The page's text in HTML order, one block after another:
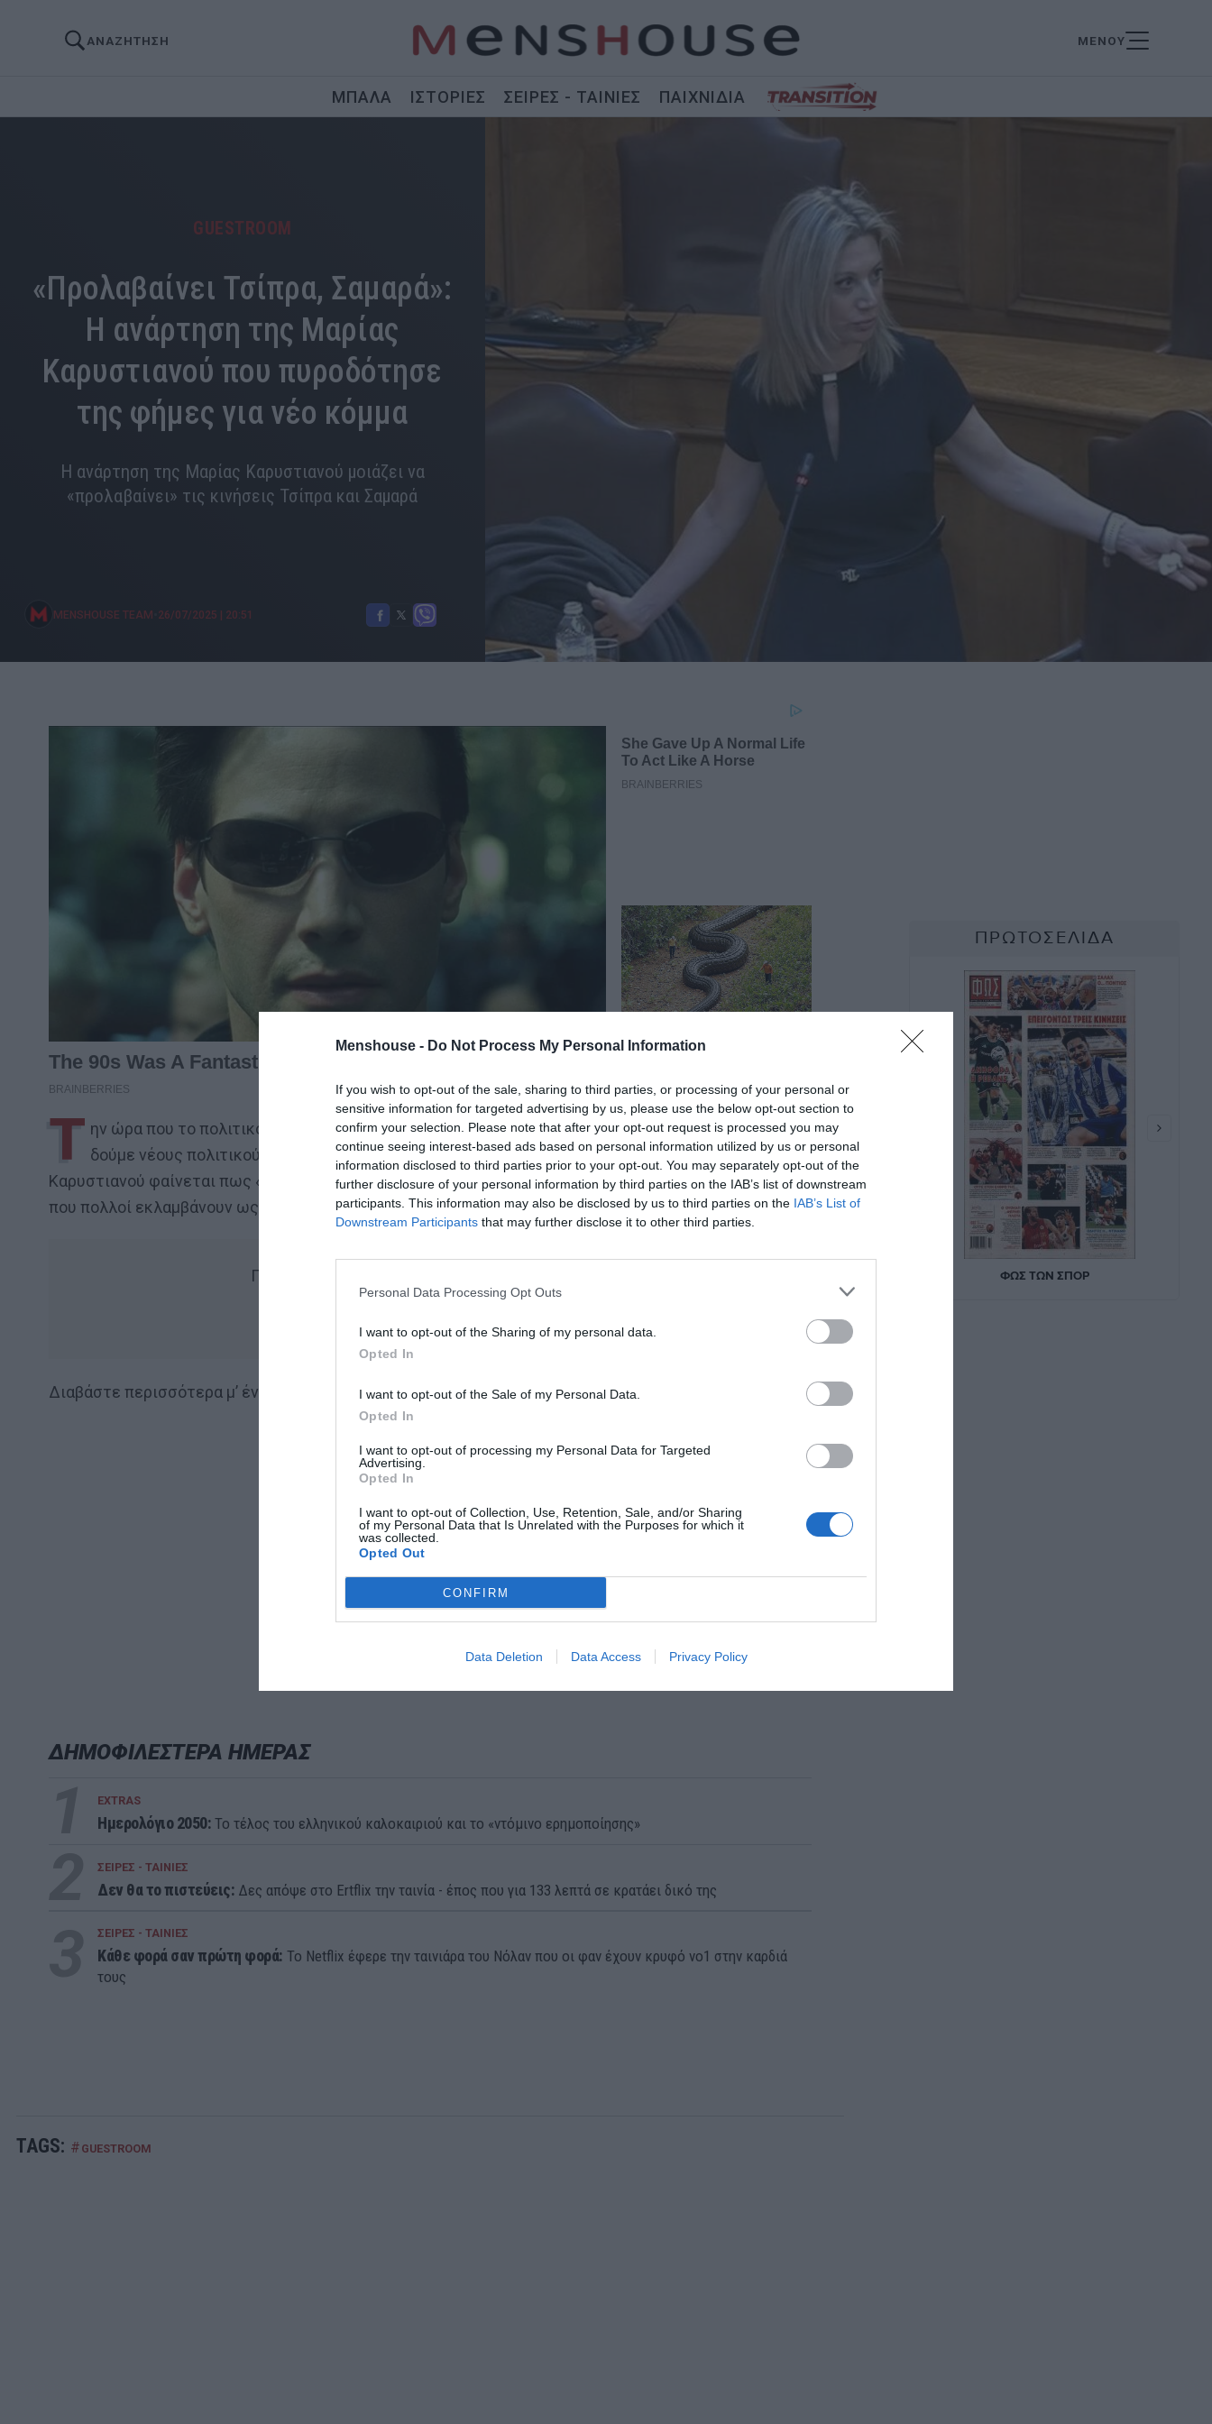
Menshouse - Do Not Process My Personal Information
If you wish to opt-out of the sale, sharing to third parties, or processing of your personal or
sensitive information for targeted advertising by us, please use the below opt-out section to
confirm your selection. Please note that after your opt-out request is processed you may
continue seeing interest-based ads based on personal information utilized by us or personal
information disclosed to third parties prior to your opt-out. You may separately opt-out of the
further disclosure of your personal information by third parties on the IAB’s list of downstream
participants. This information may also be disclosed by us to third parties on the IAB’s List of
Downstream Participants that may further disclose it to other third parties.
Personal Data Processing Opt Outs
I want to opt-out of the Sharing of my personal data.
Opted In
I want to opt-out of the Sale of my Personal Data.
Opted In
I want to opt-out of processing my Personal Data for Targeted
Advertising.
Opted In
I want to opt-out of Collection, Use, Retention, Sale, and/or Sharing
of my Personal Data that Is Unrelated with the Purposes for which it
was collected.
Opted Out
CONFIRM
Data Deletion Data Access Privacy Policy
ΑΝΑΖΗΤΗΣΗ ΜΕΝΟΥ
ΜΠΑΛΑ ΙΣΤΟΡΙΕΣ ΣΕΙΡΕΣ - ΤΑΙΝΙΕΣ ΠΑΙΧΝΙΔΙΑ
GUESTROOM
«Προλαβαίνει Τσίπρα, Σαμαρά»:
Η ανάρτηση της Μαρίας
Καρυστιανού που πυροδότησε
της φήμες για νέο κόμμα
Η ανάρτηση της Μαρίας Καρυστιανού μοιάζει να
«προλαβαίνει» τις κινήσεις Τσίπρα και Σαμαρά
MENSHOUSE TEAM 26/07/2025 | 20:51
Τ ην ώρα που το πολιτικό παρασκήνιο και τα δημοσιογραφικά «πηγαδάκια» συζητούν αν και πότε θα
δούμε νέους πολιτικούς σχηματισμούς από τον Αλέξη Τσίπρα ή τον Αντώνη Σαμαρά, η Μαρία
Καρυστιανού φαίνεται πως «προλαβαίνει» τους πρώην πρωθυπουργούς, ανεβάζοντας ένα μανιφέστο
που πολλοί εκλαμβάνουν ως προάγγελο δημιουργίας νέου κόμματος.
Για να βλέπεις πιο συχνά τα καλύτερά μας άρθρα
Διαβάστε περισσότερα μ’ ένα κλικ στο instanews.gr
ΔΗΜΟΦΙΛΕΣΤΕΡΑ ΗΜΕΡΑΣ
EXTRAS
Ημερολόγιο 2050: To τέλος του ελληνικού καλοκαιριού και το «ντόμινο ερημοποίησης»
ΣΕΙΡΕΣ - ΤΑΙΝΙΕΣ
Δεν θα το πιστεύεις: Δες απόψε στο Ertflix την ταινία - έπος που για 133 λεπτά σε κρατάει δικό της
ΣΕΙΡΕΣ - ΤΑΙΝΙΕΣ
Κάθε φορά σαν πρώτη φορά: Το Netflix έφερε την ταινιάρα του Νόλαν που οι φαν έχουν κρυφό νο1 στην καρδιά
τους
TAGS: # GUESTROOM